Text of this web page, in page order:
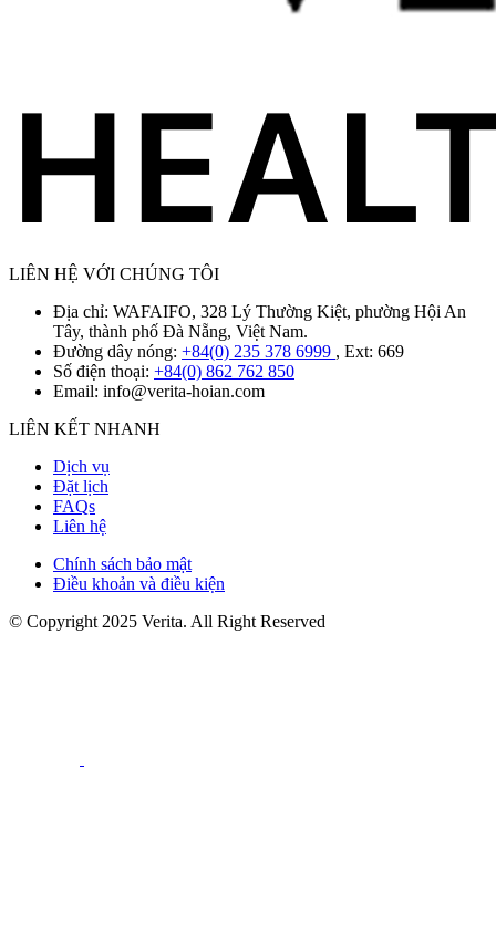
LIÊN HỆ VỚI CHÚNG TÔI
Địa chỉ: WAFAIFO, 328 Lý Thường Kiệt, phường Hội An
Tây, thành phố Đà Nẵng, Việt Nam.
Đường dây nóng: +84(0) 235 378 6999 , Ext: 669
Số điện thoại: +84(0) 862 762 850
Email: info@verita-hoian.com
LIÊN KẾT NHANH
Dịch vụ
Đặt lịch
FAQs
Liên hệ
Chính sách bảo mật
Điều khoản và điều kiện
© Copyright 2025 Verita. All Right Reserved